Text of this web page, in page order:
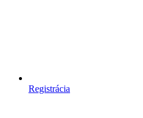
Registrácia